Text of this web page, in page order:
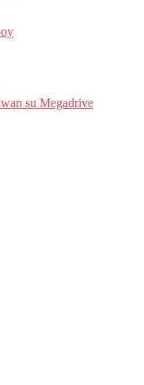
su Megadrive